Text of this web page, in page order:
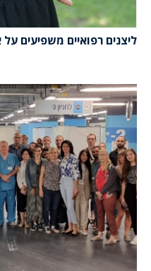
ליצנים רפואיים משפיעים